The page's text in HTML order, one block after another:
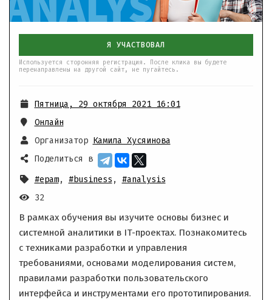
Я УЧАСТВОВАЛ
Используется сторонняя регистрация. После клика вы будете
перенаправлены на другой сайт, не пугайтесь.
Пятница, 29 октября 2021 16:01
Онлайн
Организатор Камила Хусяинова
Поделиться в
#epam, #business , #analysis
32
В рамках обучения вы изучите основы бизнес и
системной аналитики в IT-проектах. Познакомитесь
с техниками разработки и управления
требованиями, основами моделирования систем,
правилами разработки пользовательского
интерфейса и инструментами его прототипирования.